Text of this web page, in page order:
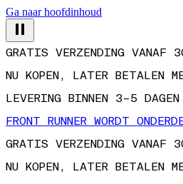
Ga naar hoofdinhoud
GRATIS VERZENDING VANAF
NU KOPEN, LATER BETALEN
LEVERING BINNEN 3–5 DAGEN
FRONT RUNNER WORDT
GRATIS VERZENDING VANAF
NU KOPEN, LATER BETALEN